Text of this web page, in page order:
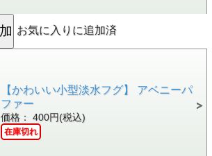
お気に入りに追加済
【かわいい小型淡水フグ】 アベニーパ
ファー
価格： 400円(税込)
在庫切れ